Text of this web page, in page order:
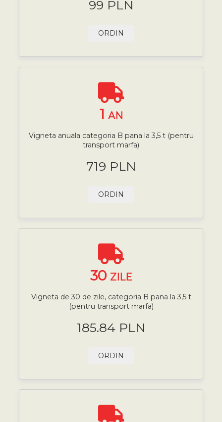
99 PLN
ORDIN
1 AN
Vigneta anuala categoria B pana la 3,5 t (pentru
transport marfa)
719 PLN
ORDIN
30 ZILE
Vigneta de 30 de zile, categoria B pana la 3,5 t
(pentru transport marfa)
185.84 PLN
ORDIN